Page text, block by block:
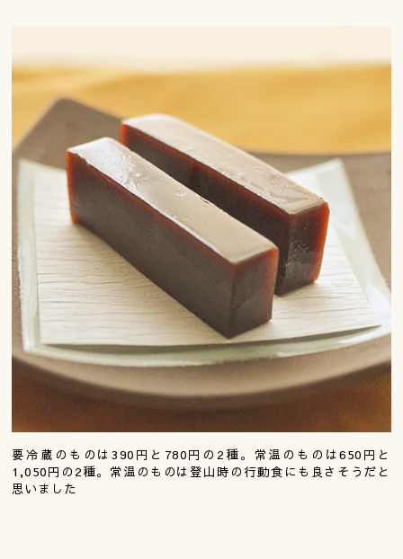
要冷蔵のものは390円と780円の2種。常温のものは650円と
1,050円の2種。常温のものは登山時の行動食にも良さそうだと
思いました